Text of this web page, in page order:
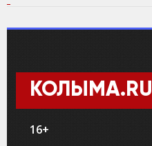
КОЛЫМА.RU
16+